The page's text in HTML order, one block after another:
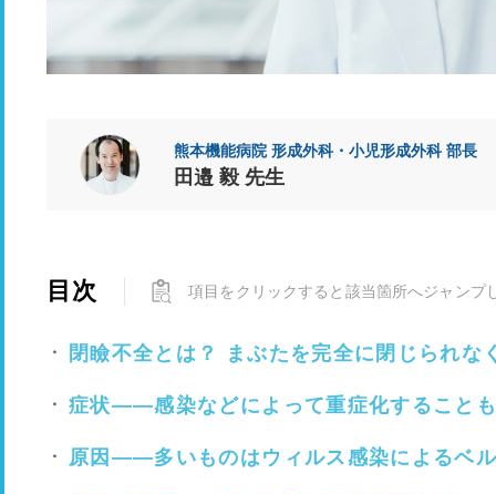
熊本機能病院 形成外科・小児形成外科 部長
田邉 毅 先生
目次 項目をクリックすると該当箇所へジャンプ
閉瞼不全とは？ まぶたを完全に閉じられな
症状――感染などによって重症化することも
原因――多いものはウィルス感染によるベ